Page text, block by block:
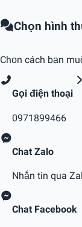
Chọn hình
Chọn cách bạn
Gọi điện thoại
0971899466
Chat Zalo
Nhắn tin qua
Chat Facebook